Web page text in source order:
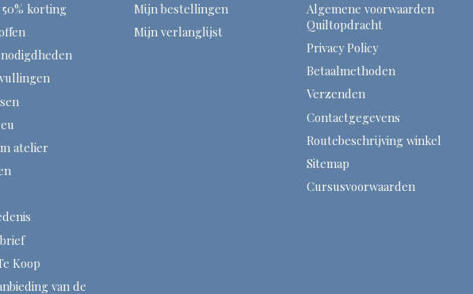
korting
atelier
Koop
van de
Mijn bestellingen
Mijn verlanglijst
Algemene voorwaarden
Quiltopdracht
Privacy Policy
Betaalmethoden
Verzenden
Contactgegevens
Routebeschrijving winkel
Sitemap
Cursusvoorwaarden